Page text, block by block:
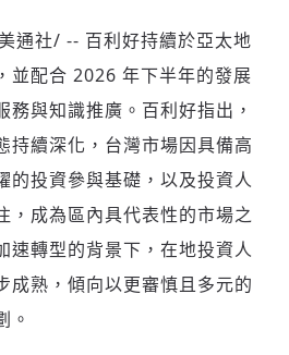
社會
人文
通社/ -- 百利好持續於亞太地
並配合 2026 年下半年的發展
務與知識推廣。百利好指出，
持續深化，台灣市場因具備高
的投資參與基礎，以及投資人
，成為區內具代表性的市場之
速轉型的背景下，在地投資人
成熟，傾向以更審慎且多元的
。